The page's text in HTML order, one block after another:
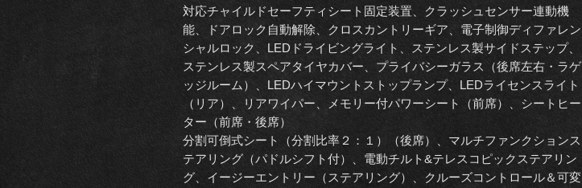
対応チャイルドセーフティシート固定装置、クラッシュセンサー連動機
能、ドアロック自動解除、クロスカントリーギア、電子制御ディファレン
シャルロック、LEDドライビングライト、ステンレス製サイドステップ、
ステンレス製スペアタイヤカバー、プライバシーガラス（後席左右・ラゲ
ッジルーム）、LEDハイマウントストップランプ、LEDライセンスライト
（リア）、リアワイパー、メモリー付パワーシート（前席）、シートヒー
ター（前席・後席）
分割可倒式シート（分割比率２：１）（後席）、マルチファンクションス
テアリング（パドルシフト付）、電動チルト&テレスコピックステアリン
グ、イージーエントリー（ステアリング）、クルーズコントロール＆可変